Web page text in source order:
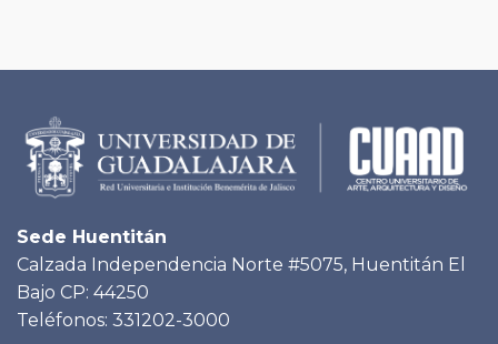
Sede Huentitán
Calzada Independencia Norte #5075, Huentitán El
Bajo CP: 44250
Teléfonos: 331202-3000